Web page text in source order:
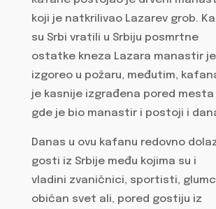
koji je natkrilivao Lazarev grob.
su Srbi vratili u Srbiju posmrtne
ostatke kneza Lazara manastir je
izgoreo u požaru, međutim,
je kasnije izgrađena pored mesta
gde je bio manastir i postoji i
Danas u ovu kafanu redovno
gosti iz Srbije među kojima su i
vladini zvaničnici, sportisti,
običan svet ali, pored gostiju iz